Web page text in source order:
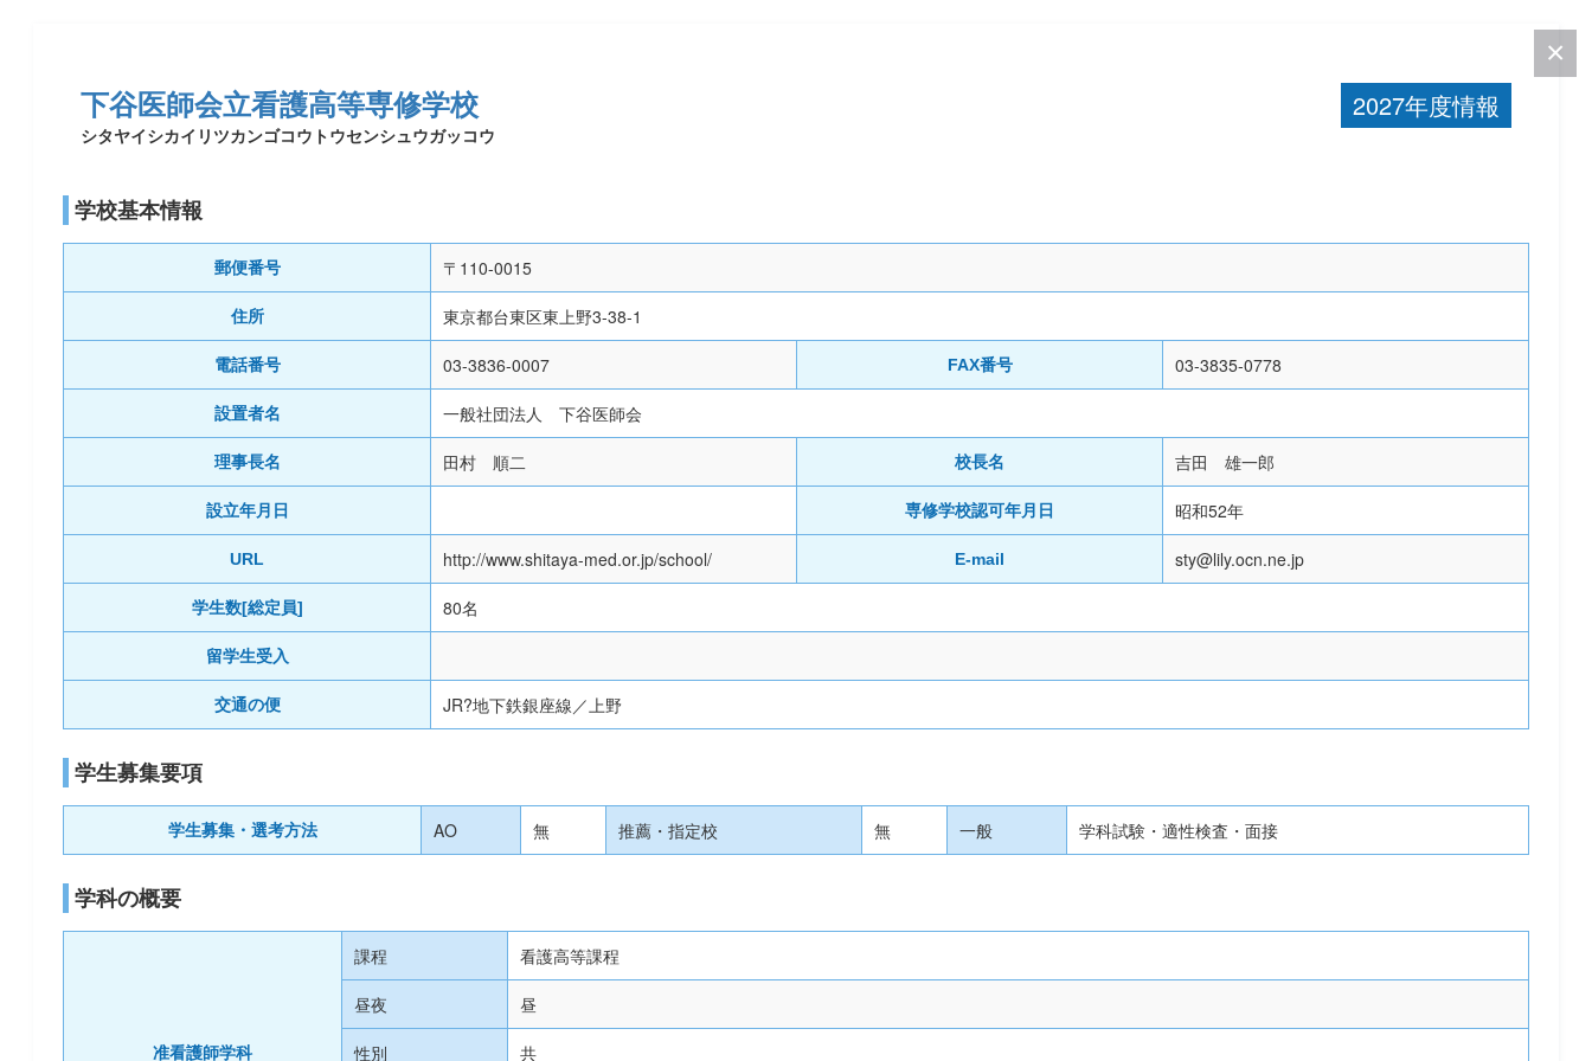
2027年度情報
下谷医師会立看護高等専修学校
シタヤイシカイリツカンゴコウトウセンシュウガッコウ
学校基本情報
郵便番号 〒110-0015
住所 東京都台東区東上野3-38-1
電話番号 03-3836-0007 FAX番号 03-3835-0778
設置者名 一般社団法人 下谷医師会
理事長名 田村 順二 校長名 吉田 雄一郎
設立年月日 専修学校認可年月日 昭和52年
URL http://www.shitaya-med.or.jp/school/ E-mail sty@lily.ocn.ne.jp
学生数[総定員] 80名
留学生受入
交通の便 JR?地下鉄銀座線／上野
学生募集要項
学生募集・選考方法 AO 無 推薦・指定校 無 一般 学科試験・適性検査・面接
学科の概要
准看護師学科
課程 看護高等課程
昼夜 昼
性別 共